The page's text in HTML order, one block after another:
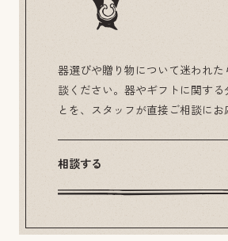
器選びや贈り物について迷われた
談ください。器やギフトに関する
とを、スタッフが直接ご相談にお
相談する